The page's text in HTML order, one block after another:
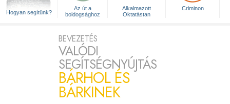
Hogyan segítünk?
Az út a
boldogsághoz
Alkalmazott
Oktatástan
Criminon
BEVEZETÉS
VALÓDI
SEGÍTSÉGNYÚJTÁS
BÁRHOL ÉS
BÁRKINEK